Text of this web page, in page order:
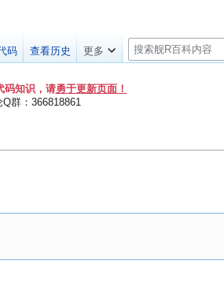
码知识，请勇于更新页面！
群：366818861
码 查看历史 更多
搜
索